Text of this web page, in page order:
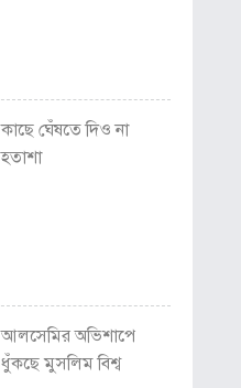
কাছে ঘেঁষতে দিও না
হতাশা
আলসেমির অভিশাপে
ধুঁকছে মুসলিম বিশ্ব